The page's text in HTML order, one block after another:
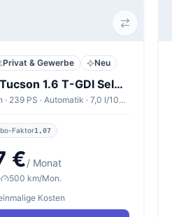
Privat & Gewerbe Neu
Hyundai Tucson 1.6 T-GDI Select
SUV · Benzin · 239 PS · Automatik · 7,0 l/100km
Faktor1,07
€/ Monat
500 km/Mon.
Kosten